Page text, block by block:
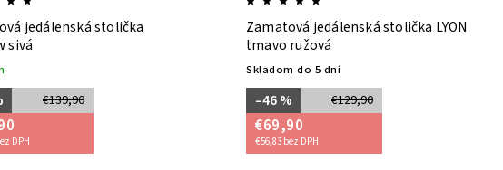
stolička
Zamatová jedálenská stolička LYON
Skladom do 5 dní
€129,90
Skladom